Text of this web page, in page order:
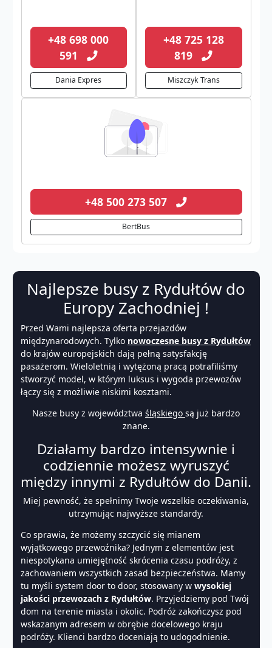
+48 698 000
591
Dania Expres
+48 725 128
819
Miszczyk Trans
+48 500 273 507
BertBus
Najlepsze busy z Rydułtów do
Europy Zachodniej !
Przed Wami najlepsza oferta przejazdów
międzynarodowych. Tylko nowoczesne busy z Rydułtów
do krajów europejskich dają pełną satysfakcję
pasażerom. Wieloletnią i wytężoną pracą potrafiliśmy
stworzyć model, w którym luksus i wygoda przewozów
łączy się z możliwie niskimi kosztami.
Nasze busy z województwa śląskiego są już bardzo
znane.
Działamy bardzo intensywnie i
codziennie możesz wyruszyć
między innymi z Rydułtów do Danii.
Miej pewność, że spełnimy Twoje wszelkie oczekiwania,
utrzymując najwyższe standardy.
Co sprawia, że możemy szczycić się mianem
wyjątkowego przewoźnika? Jednym z elementów jest
niespotykana umiejętność skrócenia czasu podróży, z
zachowaniem wszystkich zasad bezpieczeństwa. Mamy
tu myśli system door to door, stosowany w wysokiej
jakości przewozach z Rydułtów. Przyjedziemy pod Twój
dom na terenie miasta i okolic. Podróż zakończysz pod
wskazanym adresem w obrębie docelowego kraju
podróży. Klienci bardzo doceniają to udogodnienie.